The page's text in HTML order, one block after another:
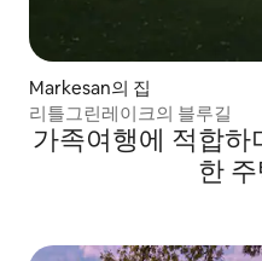
Markesan의 집
리틀그린레이크의 블루길
가족여행에 적합하
한